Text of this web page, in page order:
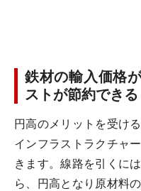
鉄材の輸入価格
ストが節約できる
円高のメリットを受け
インフラストラクチャ
きます。線路を引くに
ら、円高となり原材料